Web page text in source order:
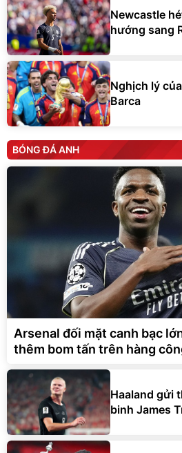
Newcastle
hướng sang
Nghịch lý
Barca
BÓNG ĐÁ ANH
Arsenal đối mặt canh bạc
thêm bom tấn trên hàng
Haaland gửi
binh James